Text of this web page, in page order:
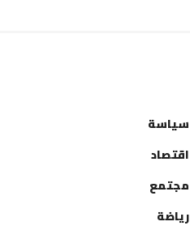
سياسة
اقتصاد
مجتمع
رياضة